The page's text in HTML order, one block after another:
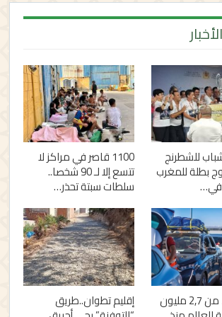
للشطرنج
بطلة للمغرب
في…
1100 قاصر في مراكز لا
تتسع إلا لـ 90 شخصا..
سلطات سبتة تحذر…
دخول أزيد من 2,7 مليون إقليم تطوان..طريق